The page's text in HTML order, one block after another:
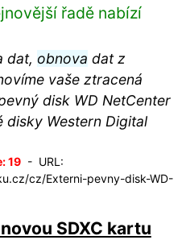
řadě nabízí
dat, obnova dat z
vaše ztracená
disk WD NetCenter
disky Western Digital
19- URL:
cz/Externi-pevny-disk-WD-
SDXC kartu